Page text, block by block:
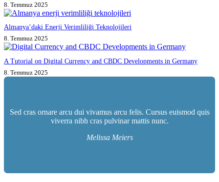
8. Temmuz 2025
Almanya’daki Enerji Verimliliği Teknolojileri
8. Temmuz 2025
A Tutorial on Digital Currency and CBDC Developments in Germany
8. Temmuz 2025
Sed cras ornare arcu dui vivamus arcu felis. Cursus euismod quis
viverra nibh cras pulvinar mattis nunc.
Melissa Meiers